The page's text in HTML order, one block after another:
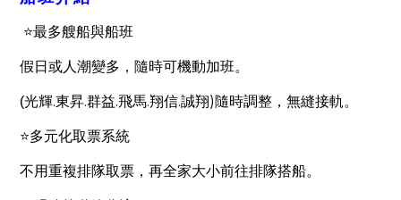
⭐最多艘船與船班
假日或人潮變多，隨時可機動加班。
(光輝.東昇.群益.飛馬.翔信.誠翔)隨時調整，無縫接軌。
⭐多元化取票系統
不用重複排隊取票，再全家大小前往排隊搭船。